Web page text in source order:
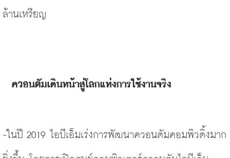
ล้านเหรียญ
ควอนตัมเดินหน้าสู่โลกแห่งการใช้งานจริง
-ในปี 2019 ไอบีเอ็มเร่งการพัฒนาควอนตัมคอมพิวติ้งมาก